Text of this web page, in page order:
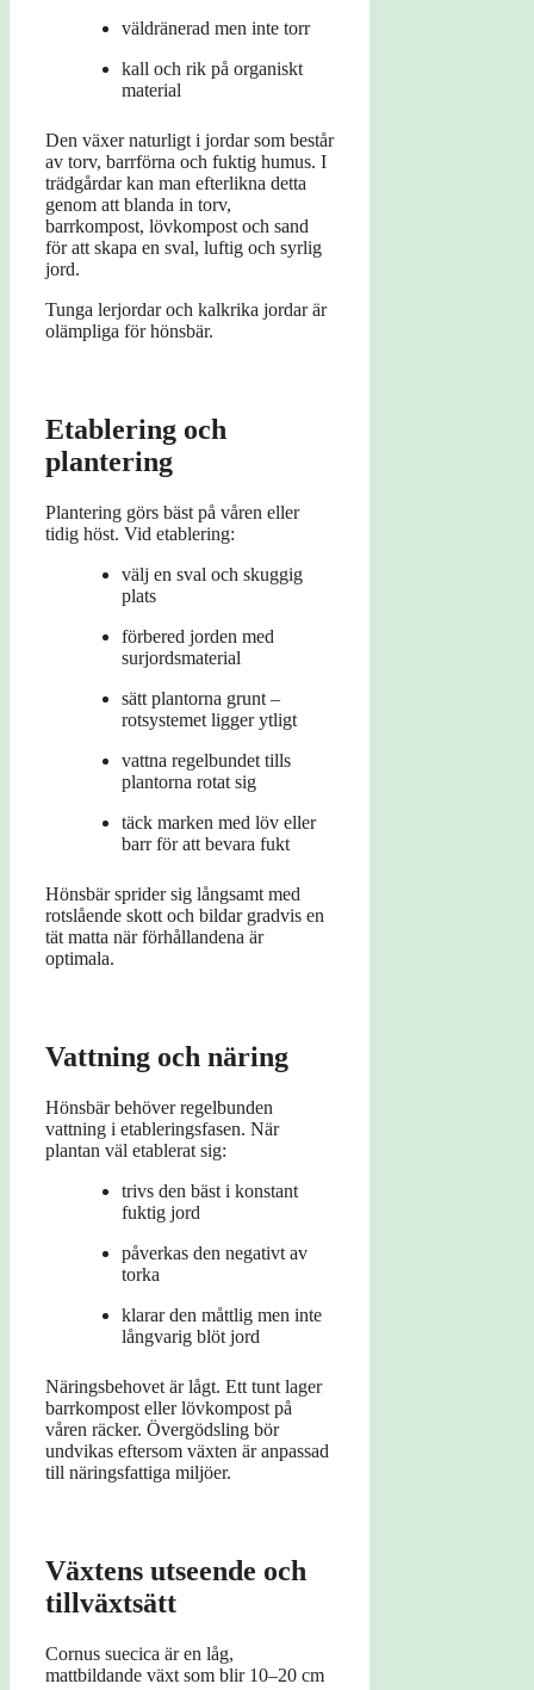
väldränerad men inte torr
kall och rik på organiskt
material
Den växer naturligt i jordar som består
av torv, barrförna och fuktig humus. I
trädgårdar kan man efterlikna detta
genom att blanda in torv,
barrkompost, lövkompost och sand
för att skapa en sval, luftig och syrlig
jord.
Tunga lerjordar och kalkrika jordar är
olämpliga för hönsbär.
Etablering och
plantering
Plantering görs bäst på våren eller
tidig höst. Vid etablering:
välj en sval och skuggig
plats
förbered jorden med
surjordsmaterial
sätt plantorna grunt –
rotsystemet ligger ytligt
vattna regelbundet tills
plantorna rotat sig
täck marken med löv eller
barr för att bevara fukt
Hönsbär sprider sig långsamt med
rotslående skott och bildar gradvis en
tät matta när förhållandena är
optimala.
Vattning och näring
Hönsbär behöver regelbunden
vattning i etableringsfasen. När
plantan väl etablerat sig:
trivs den bäst i konstant
fuktig jord
påverkas den negativt av
torka
klarar den måttlig men inte
långvarig blöt jord
Näringsbehovet är lågt. Ett tunt lager
barrkompost eller lövkompost på
våren räcker. Övergödsling bör
undvikas eftersom växten är anpassad
till näringsfattiga miljöer.
Växtens utseende och
tillväxtsätt
Cornus suecica är en låg,
mattbildande växt som blir 10–20 cm